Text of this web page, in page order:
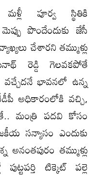
పూర్వ స్థితికి
మెప్పు పొందేందుకు జేసీ
చేశారని తమ్ముళ్లు
రెడ్డి గెలవకపోతే
వచ్చేదనే భావనలో ఉన్న
అధికారంలోకి వచ్చి,
మంత్రి పదవి కోసం
సన్యాసం ఎందుకు
తమ్ముళ్లు
టిక్కెట్‌ పల్లె